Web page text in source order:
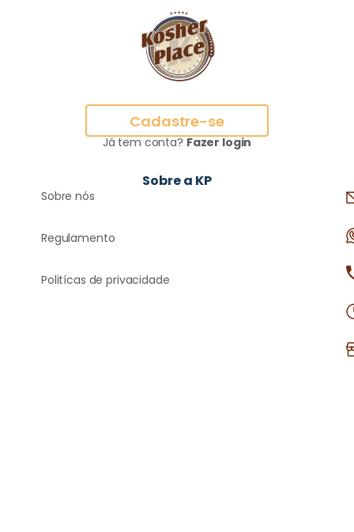
Cadastre-se
Já tem conta?Fazer login
Sobre a KP
Sobre nós
Regulamento
Politícas de privacidade